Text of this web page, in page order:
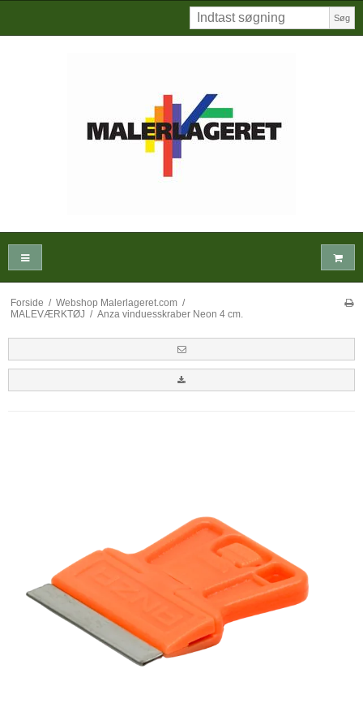
Søg
Forside / Webshop Malerlageret.com /
MALEVÆRKTØJ / Anza vinduesskraber Neon 4 cm.